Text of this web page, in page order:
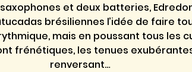
et deux batteries,
brésiliennes l’idée de faire
mais en poussant tous les
frénétiques, les tenues
renversant…